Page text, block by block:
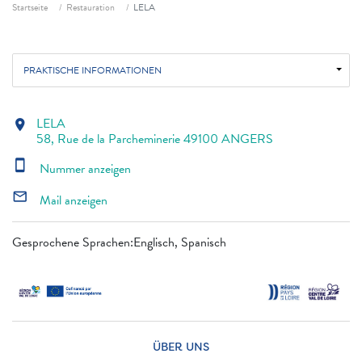
Startseite Restauration LELA
PRAKTISCHE INFORMATIONEN
Gesprochene Sprachen:Englisch, Spanisch
location_on LELA
58, Rue de la Parcheminerie 49100 ANGERS
smartphone Nummer anzeigen
mail_outline Mail anzeigen
ÜBER UNS